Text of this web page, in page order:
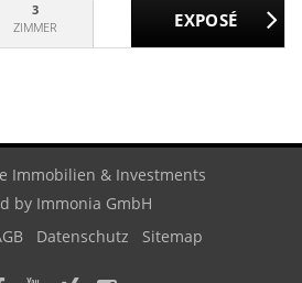
3
ZIMMER
Immobilien & Investments
by Immonia GmbH
Datenschutz Sitemap